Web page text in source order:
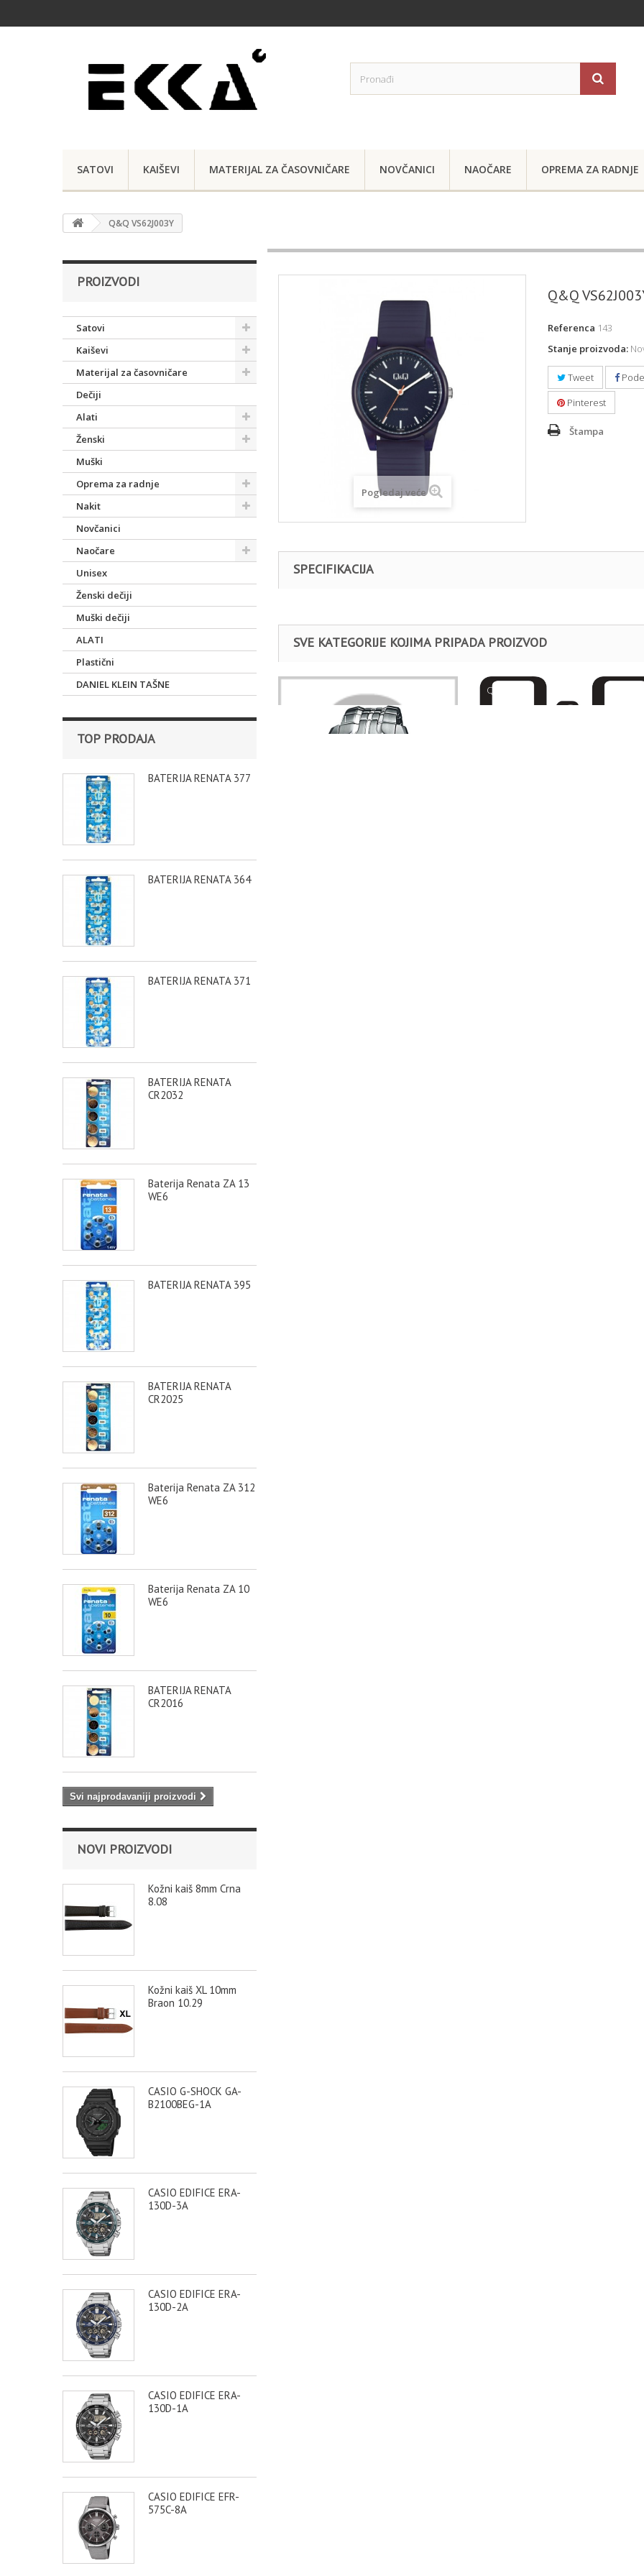
SATOVI KAIŠEVI MATERIJAL ZA ČASOVNIČARE NOVČANICI NAOČARE OPREMA ZA RADNJE
Q&Q VS62J003Y
PROIZVODI
Satovi
Kaiševi
Materijal za časovničare
Dečiji
Alati
Ženski
Muški
Oprema za radnje
Nakit
Novčanici
Naočare
Unisex
Ženski dečiji
Muški dečiji
ALATI
Plastični
DANIEL KLEIN TAŠNE
TOP PRODAJA
BATERIJA RENATA 377
BATERIJA RENATA 364
BATERIJA RENATA 371
BATERIJA RENATA
CR2032
Baterija Renata ZA 13
WE6
BATERIJA RENATA 395
BATERIJA RENATA
CR2025
Baterija Renata ZA 312
WE6
Baterija Renata ZA 10
WE6
BATERIJA RENATA
CR2016
Svi najprodavaniji proizvodi
NOVI PROIZVODI
Kožni kaiš 8mm Crna
8.08
Kožni kaiš XL 10mm
Braon 10.29
CASIO G-SHOCK GA-
B2100BEG-1A
CASIO EDIFICE ERA-
130D-3A
CASIO EDIFICE ERA-
130D-2A
CASIO EDIFICE ERA-
130D-1A
CASIO EDIFICE EFR-
575C-8A
Pogledaj veće
Q&Q
Referenca 143
Stanje proizvoda:
Tweet
Pinterest
Štampa
SPECIFIKACIJA
SVE KATEGORIJE KOJIMA PRIPADA PROIZVOD
Q&Q
RUČNI SATOVI